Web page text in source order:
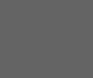
も増え、幅広い
いから特別な食